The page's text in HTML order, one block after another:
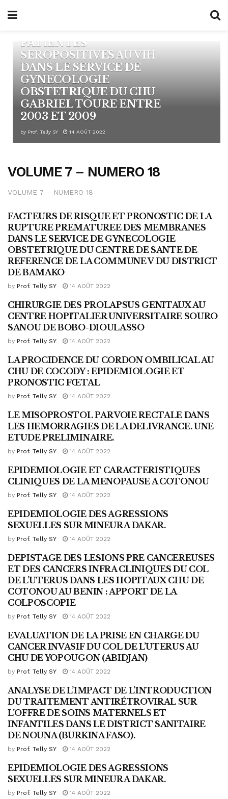
PATIENTES
SEROPOSITIVES AU VIH
DANS LE SERVICE DE
GYNECOLOGIE
OBSTETRIQUE DU CHU
GABRIEL TOURE ENTRE
2003 ET 2009
by Prof. Telly SY 14 AOÛT 2022
VOLUME 7 – NUMERO 18
VOLUME 7 – NUMERO 18
PUBLICATIONS 2012
FACTEURS DE RISQUE ET PRONOSTIC DE LA
RUPTURE PREMATUREE DES MEMBRANES
DANS LE SERVICE DE GYNECOLOGIE
OBSTETRIQUE DU CENTRE DE SANTE DE
REFERENCE DE LA COMMUNE V DU DISTRICT
DE BAMAKO
by Prof. Telly SY 14 AOÛT 2022
PUBLICATIONS 2012
CHIRURGIE DES PROLAPSUS GENITAUX AU
CENTRE HOPITALIER UNIVERSITAIRE SOURO
SANOU DE BOBO-DIOULASSO
by Prof. Telly SY 14 AOÛT 2022
PUBLICATIONS 2012
LA PROCIDENCE DU CORDON OMBILICAL AU
CHU DE COCODY : EPIDEMIOLOGIE ET
PRONOSTIC FŒTAL
by Prof. Telly SY 14 AOÛT 2022
PUBLICATIONS 2012
LE MISOPROSTOL PAR VOIE RECTALE DANS
LES HEMORRAGIES DE LA DELIVRANCE. UNE
ETUDE PRELIMINAIRE.
by Prof. Telly SY 14 AOÛT 2022
PUBLICATIONS 2012
EPIDEMIOLOGIE ET CARACTERISTIQUES
CLINIQUES DE LA MENOPAUSE A COTONOU
by Prof. Telly SY 14 AOÛT 2022
PUBLICATIONS 2012
EPIDEMIOLOGIE DES AGRESSIONS
SEXUELLES SUR MINEUR A DAKAR.
by Prof. Telly SY 14 AOÛT 2022
PUBLICATIONS 2012
DEPISTAGE DES LESIONS PRE CANCEREUSES
ET DES CANCERS INFRA CLINIQUES DU COL
DE L’UTERUS DANS LES HOPITAUX CHU DE
COTONOU AU BENIN : APPORT DE LA
COLPOSCOPIE
by Prof. Telly SY 14 AOÛT 2022
PUBLICATIONS 2012
EVALUATION DE LA PRISE EN CHARGE DU
CANCER INVASIF DU COL DE L’UTERUS AU
CHU DE YOPOUGON (ABIDJAN)
by Prof. Telly SY 14 AOÛT 2022
PUBLICATIONS 2012
ANALYSE DE L’IMPACT DE L’INTRODUCTION
DU TRAITEMENT ANTIRÉTROVIRAL SUR
L’OFFRE DE SOINS MATERNELS ET
INFANTILES DANS LE DISTRICT SANITAIRE
DE NOUNA (BURKINA FASO).
by Prof. Telly SY 14 AOÛT 2022
PUBLICATIONS 2012
EPIDEMIOLOGIE DES AGRESSIONS
SEXUELLES SUR MINEUR A DAKAR.
by Prof. Telly SY 14 AOÛT 2022